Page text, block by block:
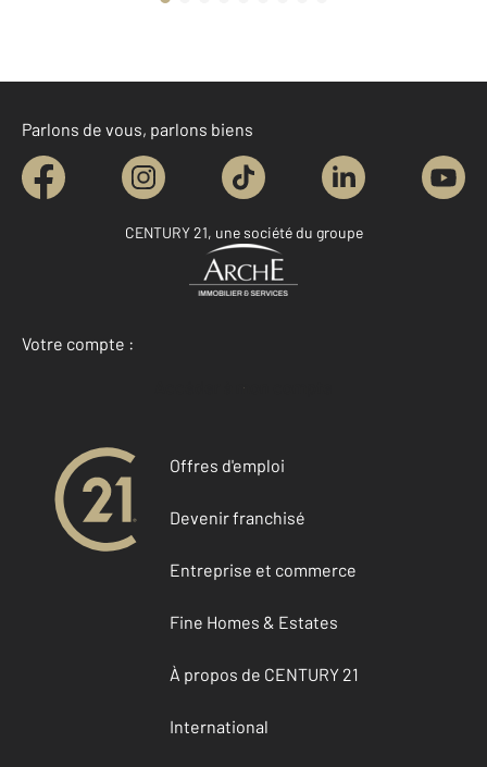
Parlons de vous, parlons biens
CENTURY 21, une société du groupe
Votre compte :
Accéder à mon compte
Offres d'emploi
Devenir franchisé
Entreprise et commerce
Fine Homes & Estates
À propos de CENTURY 21
International